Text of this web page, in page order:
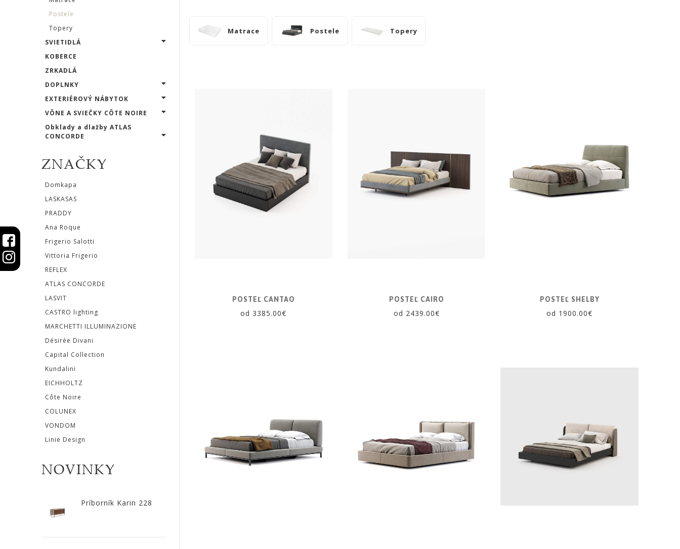
KOMODY
POSTELE
MATRACE
Matrace
Postele
Topery
SVIETIDLÁ
KOBERCE
ZRKADLÁ
DOPLNKY
EXTERIÉROVÝ
NÁBYTOK
Postele
Topery
SVIETIDLÁ
KOBERCE
ZRKADLÁ
DOPLNKY
EXTERIÉROVÝ NÁBYTOK
VÔNE A SVIEČKY CÔTE NOIRE
Obklady a dlažby ATLAS
CONCORDE
ZNAČKY
Domkapa
LASKASAS
PRADDY
Ana Roque
Frigerio Salotti
Vittoria Frigerio
REFLEX
ATLAS CONCORDE
LASVIT
CASTRO lighting
MARCHETTI ILLUMINAZIONE
Désirée Divani
Capital Collection
Kundalini
EICHHOLTZ
Côte Noire
COLUNEX
VONDOM
Linie Design
NOVINKY
Príborník Karin 228
Matrace Postele Topery
POSTEĽ CANTAO
od 3385.00€
POSTEĽ CAIRO
od 2439.00€
POSTEĽ SHELBY
od 1900.00€